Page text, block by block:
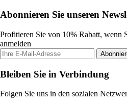
Abonnieren Sie unseren
Profitieren Sie von 10% Rabatt, wenn
anmelden
Bleiben Sie in Verbindung
Folgen Sie uns in den sozialen